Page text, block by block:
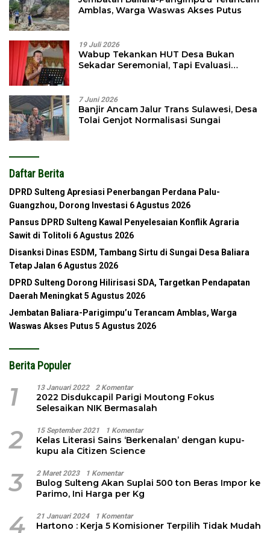
Amblas, Warga Waswas Akses Putus
19 Juli 2026
Wabup Tekankan HUT Desa Bukan
Sekadar Seremonial, Tapi Evaluasi
7 Juni 2026
Banjir Ancam Jalur Trans Sulawesi, Desa
Tolai Genjot Normalisasi Sungai
Daftar Berita
DPRD Sulteng Apresiasi Penerbangan Perdana Palu-
Guangzhou, Dorong Investasi 6 Agustus 2026
Pansus DPRD Sulteng Kawal Penyelesaian Konflik Agraria
Sawit di Tolitoli 6 Agustus 2026
Disanksi Dinas ESDM, Tambang Sirtu di Sungai Desa Baliara
Tetap Jalan 6 Agustus 2026
DPRD Sulteng Dorong Hilirisasi SDA, Targetkan Pendapatan
Daerah Meningkat5 Agustus 2026
Jembatan Baliara-Parigimpu’u Terancam Amblas, Warga
Waswas Akses Putus 5 Agustus 2026
Berita Populer
1 13 Januari 2022 2 Komentar
2022 Disdukcapil Parigi Moutong Fokus
Selesaikan NIK Bermasalah
2 15 September 2021 1 Komentar
Kelas Literasi Sains ‘Berkenalan’ dengan kupu-
kupu ala Citizen Science
3 2 Maret 2023 1 Komentar
Bulog Sulteng Akan Suplai 500 ton Beras Impor ke
Parimo, Ini Harga per Kg
4 21 Januari 2024 1 Komentar
Hartono : Kerja 5 Komisioner Terpilih Tidak Mudah